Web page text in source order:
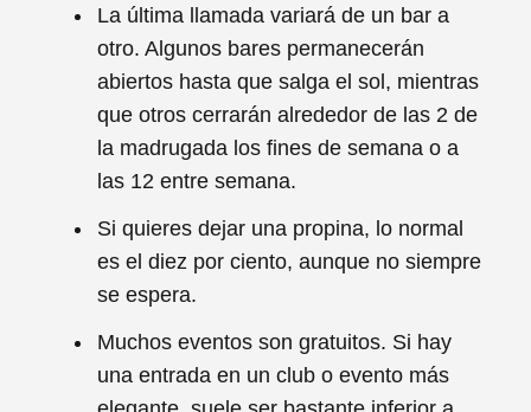
La última llamada variará de un bar a
otro. Algunos bares permanecerán
abiertos hasta que salga el sol, mientras
que otros cerrarán alrededor de las 2 de
la madrugada los fines de semana o a
las 12 entre semana.
Si quieres dejar una propina, lo normal
es el diez por ciento, aunque no siempre
se espera.
Muchos eventos son gratuitos. Si hay
una entrada en un club o evento más